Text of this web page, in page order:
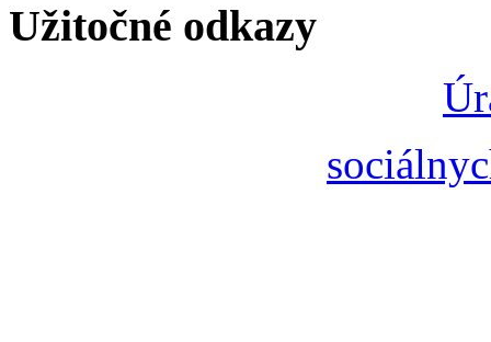
Užitočné odkazy